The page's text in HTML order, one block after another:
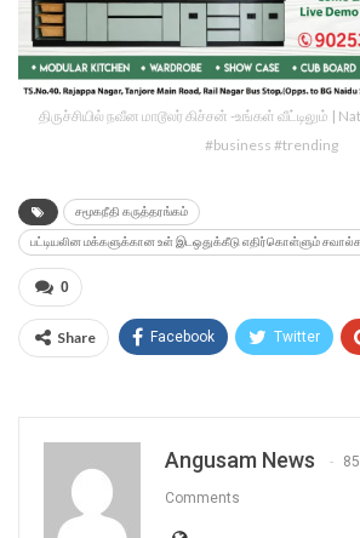
திருச்சியில் நவீன மாடூலர் கிச்சன் -உங்கள் வீட்டிலும் |
#business #trending
சமூகநீதி கருத்தரங்கம்
பட்டியலின மக்களுக்கான உள் இடஒதுக்கீடு எதிர்கொள்ளும்
0
Share Facebook Twitter
Angusam News
Comments